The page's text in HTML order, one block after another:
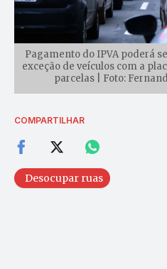
Pagamento do IPVA poderá
exceção de veículos com a
parcelas | Foto:
COMPARTILHAR
Desocupar ruas